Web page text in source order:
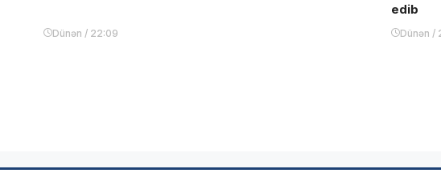
Dünən / 22:09
edib
Dünən /